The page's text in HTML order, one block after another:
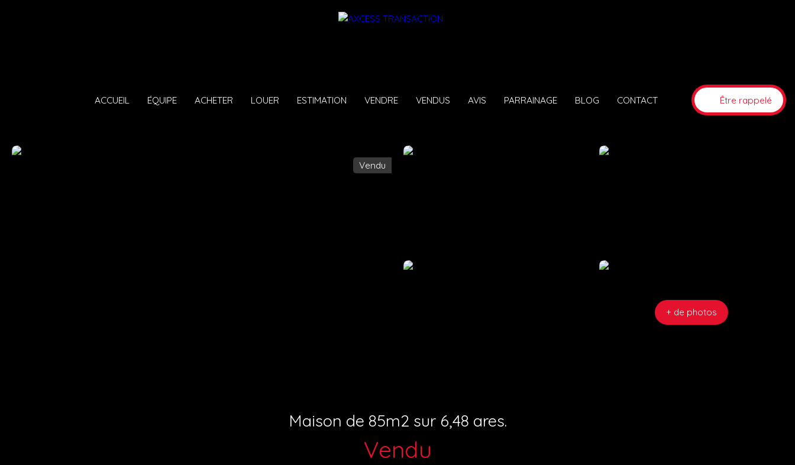
ACCUEIL ÉQUIPE ACHETER LOUER ESTIMATION VENDRE VENDUS AVIS PARRAINAGE BLOG CONTACT Être rappelé
Vendu
+ de photos
Maison de 85m2 sur 6,48 ares.
Vendu